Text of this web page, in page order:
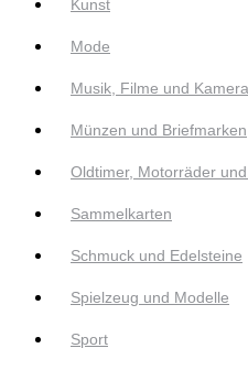
Kunst
Mode
Musik, Filme und
Münzen und Briefmarken
Oldtimer, Motorräder
Sammelkarten
Schmuck und Edelsteine
Spielzeug und Modelle
Sport